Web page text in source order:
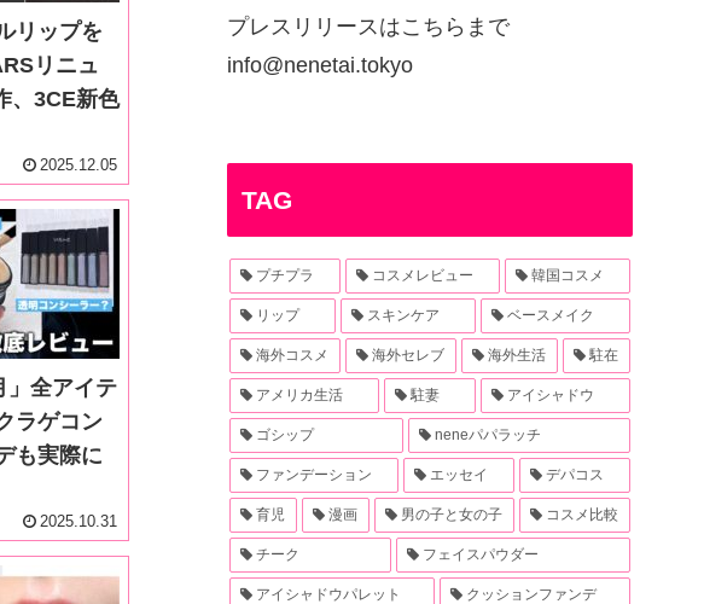
リップを
リニュ
、3CE新色
2025.12.05
」全アイテ
ラゲコン
も実際に
2025.10.31
プレスリリースはこちらまで
info@nenetai.tokyo
TAG
プチプラ コスメレビュー 韓国コスメ
リップ スキンケア ベースメイク
海外コスメ 海外セレブ 海外生活 駐在
アメリカ生活 駐妻 アイシャドウ
ゴシップ neneパパラッチ
ファンデーション エッセイ デパコス
育児 漫画 男の子と女の子 コスメ比較
チーク フェイスパウダー
アイシャドウパレット クッションファンデ